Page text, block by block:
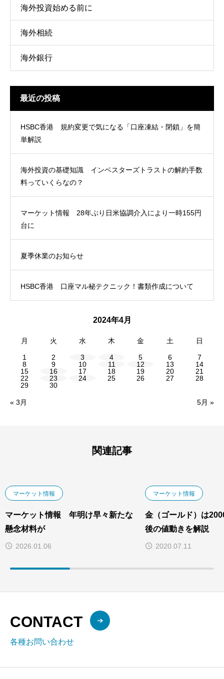
海外投資始める前に
海外相続
海外銀行
最近の投稿
HSBC香港 規約変更で気になる「口座凍結・閉鎖」を簡
単解説
海外投資の基礎知識 インベスターズトラストの解約手数
料っていくらなの？
マーケット情報 28年ぶり日米協調介入により一時155円
台に
夏季休業のお知らせ
HSBC香港 口座マル秘テクニック！書類作成について
2024年4月
月 火 水 木 金 土 日
1 2 3 4 5 6
7
8
9 10 11 12 13
14
15
16 17 18 19 20
21
22
23 24 25 26 27
28
29
30
« 3月 5月 »
関連記事
マーケット情報
マーケット情報 年明け早々新たな
懸念材料が
2026.01.06
マーケット情報
金（ゴールド）は
後の値動きを解説
2020.07.11
CONTACT
各種お問い合わせ